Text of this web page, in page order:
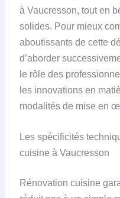
à Vaucresson, tout en
solides. Pour mieux
aboutissants de cette
d’aborder
le rôle des
les innovations en
modalités de mise en
Les spécificités
cuisine à Vaucresson
Rénovation cuisine